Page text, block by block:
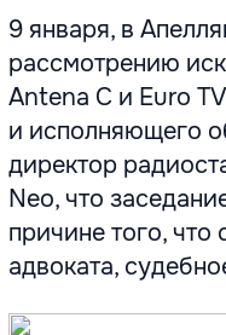
9 января, в
рассмотрению
Antena C и Euro
и исполняющего
директор
Neo, что
причине того,
адвоката,